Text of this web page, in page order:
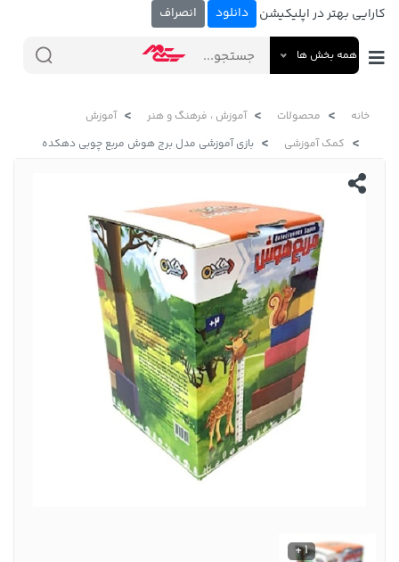
کارایی بهتر در اپلیکیشن دانلود انصراف
همه بخش ها
خانه محصولات آموزش ، فرهنگ و هنر
آموزش
کمک آموزشی
بازی آموزشی مدل برج هوش مربع چوبی دهکده
1 +